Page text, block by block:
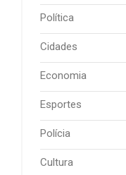
Política
Cidades
Economia
Esportes
Polícia
Cultura